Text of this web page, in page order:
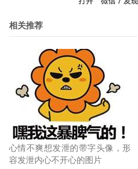
相关推荐
心情不爽想发泄的带字头像，形
容发泄内心不开心的图片